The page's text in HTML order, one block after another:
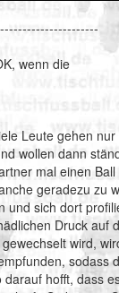
wenn die
Leute gehen nur
wollen dann
mal einen Ball
geradezu zu
und sich dort
Druck auf
wird,
sodass
hofft, dass